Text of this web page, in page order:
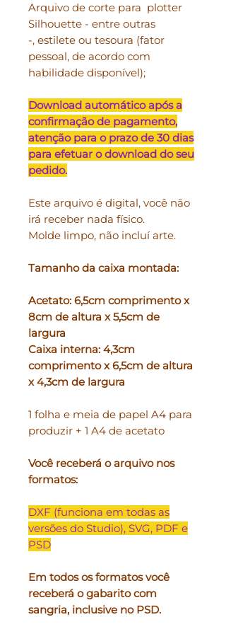
Arquivo de corte para plotter
Silhouette - entre outras
-, estilete ou tesoura (fator
pessoal, de acordo com
habilidade disponível);
Download automático após a
confirmação de pagamento,
atenção para o prazo de 30 dias
para efetuar o download do seu
pedido.
Este arquivo é digital, você não
irá receber nada físico.
Molde limpo, não incluí arte.
Tamanho da caixa montada:
Acetato: 6,5cm comprimento x
8cm de altura x 5,5cm de
largura
Caixa interna: 4,3cm
comprimento x 6,5cm de altura
x 4,3cm de largura
1 folha e meia de papel A4 para
produzir + 1 A4 de acetato
Você receberá o arquivo nos
formatos:
DXF (funciona em todas as
versões do Studio), SVG, PDF e
PSD
Em todos os formatos você
receberá o gabarito com
sangria, inclusive no PSD.